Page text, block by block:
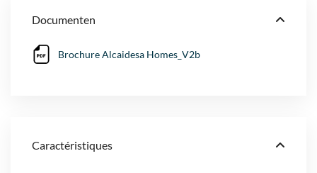
Documenten
Brochure Alcaidesa Homes_V2b
Caractéristiques